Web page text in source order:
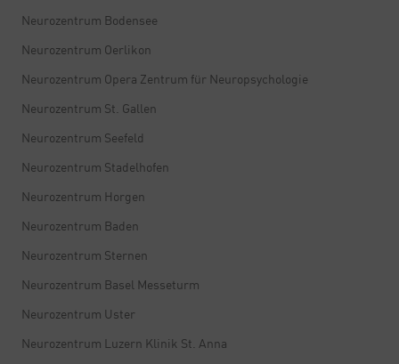
Neurozentrum Bodensee
Neurozentrum Oerlikon
Neurozentrum Opera Zentrum für Neuropsychologie
Neurozentrum St. Gallen
Neurozentrum Seefeld
Neurozentrum Stadelhofen
Neurozentrum Horgen
Neurozentrum Baden
Neurozentrum Sternen
Neurozentrum Basel Messeturm
Neurozentrum Uster
Neurozentrum Luzern Klinik St. Anna